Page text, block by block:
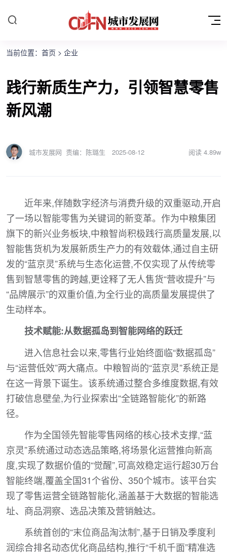
当前位置： 首页 > 企业
践行新质生产力，引领智慧零售
新风潮
城市发展网 责编：陈璐生 2025-08-12 阅读 4.89w
近年来,伴随数字经济与消费升级的双重驱动,开启
了一场以智能零售为关键词的新变革。作为中粮集团
旗下的新兴业务板块,中粮智尚积极践行高质量发展,以
智能售货机为发展新质生产力的有效载体,通过自主研
发的“蓝京灵”系统与生态化运营,不仅实现了从传统零
售到智慧零售的跨越,更诠释了无人售货“营收提升”与
“品牌展示”的双重价值,为全行业的高质量发展提供了
生动样本。
技术赋能:从数据孤岛到智能网络的跃迁
进入信息社会以来,零售行业始终面临“数据孤岛”
与“运营低效”两大痛点。中粮智尚的“蓝京灵”系统正是
在这一背景下诞生。该系统通过整合多维度数据,有效
打破信息壁垒,为行业探索出“全链路智能化”的新路
径。
作为全国领先智能零售网络的核心技术支撑,“蓝
京灵”系统通过动态选品策略,将场景化运营推向新高
度,实现了数据价值的“觉醒”,可高效稳定运行超30万台
智能终端,覆盖全国31个省份、350个城市。该平台实
现了零售运营全链路智能化,涵盖基于大数据的智能选
址、商品洞察、选品决策及营销触达。
系统首创的“末位商品淘汰制”,基于日销及季度利
润综合排名动态优化商品结构,推行“千机千面”精准选